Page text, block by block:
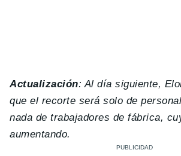
Actualización: Al día siguiente,
que el recorte será solo de
nada de trabajadores de fábrica,
aumentando.